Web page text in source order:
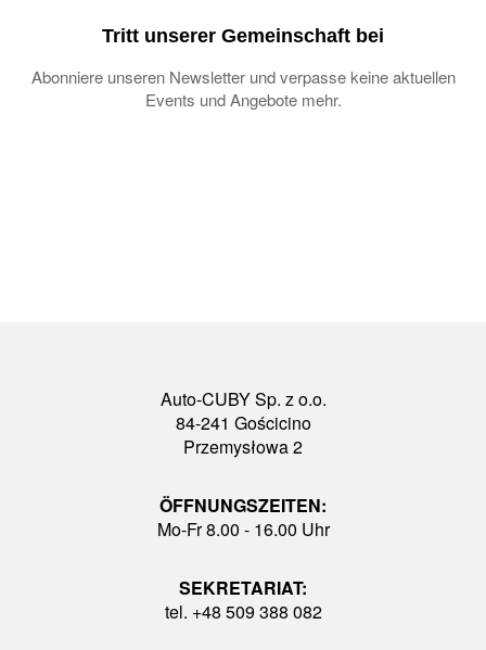
Tritt unserer Gemeinschaft bei
Abonniere unseren Newsletter und verpasse keine aktuellen
Events und Angebote mehr.
Auto-CUBY Sp. z o.o.
84-241 Gościcino
Przemysłowa 2
ÖFFNUNGSZEITEN:
Mo-Fr 8.00 - 16.00 Uhr
SEKRETARIAT:
tel. +48 509 388 082